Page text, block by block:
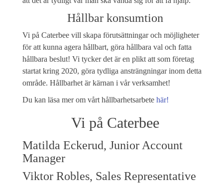
Hållbar konsumtion
Vi på Caterbee vill skapa förutsättningar och möjligheter
för att kunna agera hållbart, göra hållbara val och fatta
hållbara beslut! Vi tycker det är en plikt att som företag
startat kring 2020, göra tydliga ansträngningar inom detta
område. Hållbarhet är kärnan i vår verksamhet!
Du kan läsa mer om vårt hållbarhetsarbete här!
Vi på Caterbee
Matilda Eckerud, Junior Account
Manager
Viktor Robles, Sales Representative